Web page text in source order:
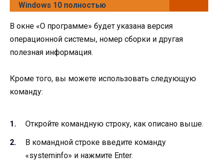
Windows 10 полностью
В окне «О программе» будет указана версия
операционной системы, номер сборки и другая
полезная информация.
Кроме того, вы можете использовать следующую
команду:
Откройте командную строку, как описано выше.
В командной строке введите команду
«systeminfo» и нажмите Enter.